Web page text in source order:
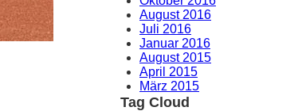
August 2016
Juli 2016
Januar 2016
August 2015
April 2015
März 2015
Tag Cloud